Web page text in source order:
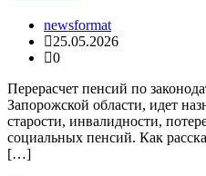
newsformat
25.05.2026
0
Перерасчет пенсий по
Запорожской области, идет
старости, инвалидности,
социальных пенсий. Как
[…]